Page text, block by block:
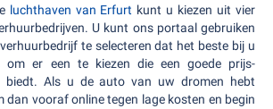
luchthaven van Erfurt kunt u kiezen uit vier
U kunt ons portaal gebruiken
te selecteren dat het beste bij u
er een te kiezen die een goede prijs-
biedt. Als u de auto van uw dromen hebt
dan vooraf online tegen lage kosten en begin